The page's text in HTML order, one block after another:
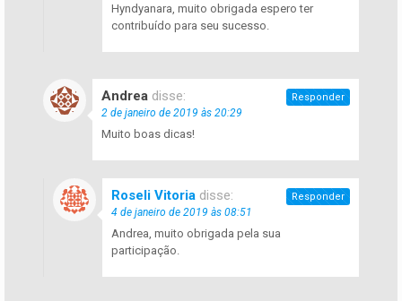
Hyndyanara, muito obrigada espero ter
contribuído para seu sucesso.
Andrea disse:
2 de janeiro de 2019 às 20:29
Muito boas dicas!
Responder
Roseli Vitoria disse:
4 de janeiro de 2019 às 08:51
Andrea, muito obrigada pela sua
participação.
Responder